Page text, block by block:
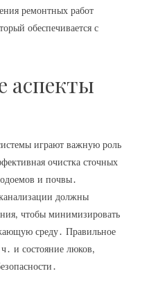
ремонтных работ
обеспечивается с
аспекты
играют важную роль
очистка сточных
и почвы․
должны
чтобы минимизировать
среду․ Правильное
и состояние люков‚